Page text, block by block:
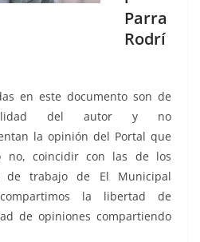
Parra
Rodrí
en este documento son de
del autor y no
la opinión del Portal que
no, coincidir con las de los
de trabajo de El Municipal
la libertad de
de opiniones compartiendo